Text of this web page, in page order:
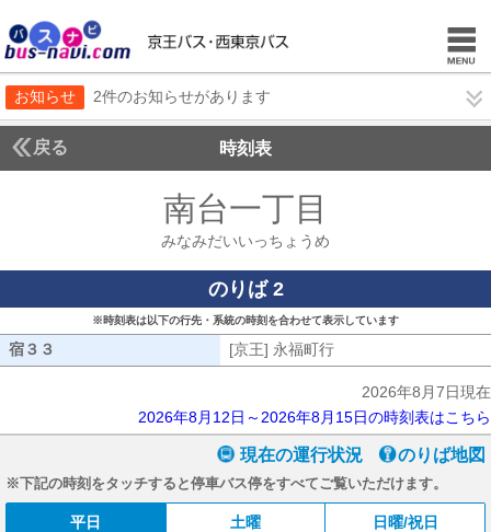
お知らせ 2件のお知らせがあります
戻る 時刻表
南台一丁目
みなみだいいっちょうめ
のりば 2
※時刻表は以下の行先・系統の時刻を合わせて表示しています
宿３３ [京王] 永福町行
2026年8月7日現在
2026年8月12日～2026年8月15日の時刻表はこちら
現在の運行状況 のりば地図
※下記の時刻をタッチすると停車バス停をすべてご覧いただけます。
平日 土曜 日曜/祝日